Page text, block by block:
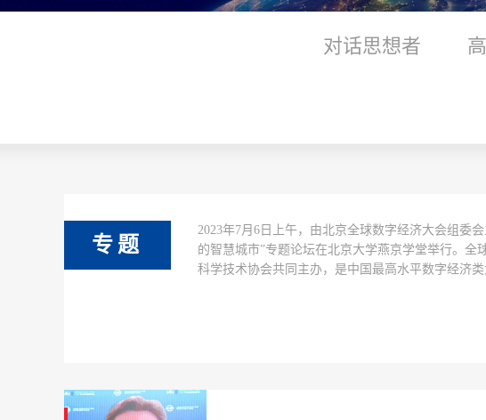
对话思想者
专题
2023年7月6日上午，由北京全球数字经济大会组委
的智慧城市”专题论坛在北京大学燕京学堂举行。 全
科学技术协会共同主办，是中国最高水平数字经济类